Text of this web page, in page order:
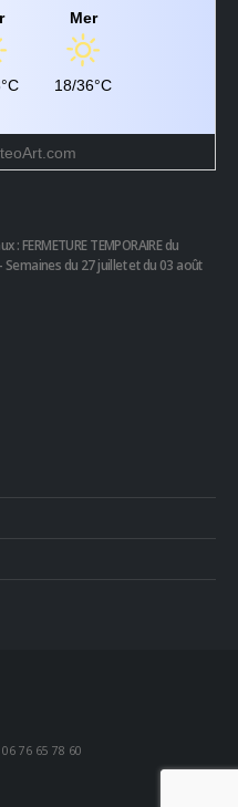
Mer
18/36°C
FERMETURE TEMPORAIRE du
du 27 juillet et du 03 août
06 76 65 78 60